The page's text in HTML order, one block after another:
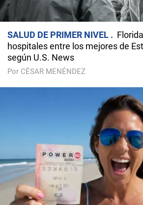
SALUD DE PRIMER NIVEL
hospitales entre los mejores de
según U.S. News
Por CÉSAR MENÉNDEZ